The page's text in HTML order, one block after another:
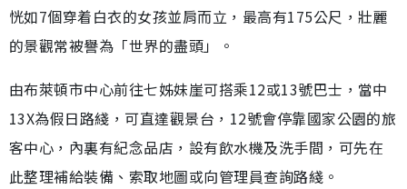
恍如7個穿着白衣的女孩並肩而立，最高有175公尺，壯麗
的景觀常被譽為「世界的盡頭」。
由布萊頓市中心前往七姊妹崖可搭乘12或13號巴士，當中
13X為假日路綫，可直達觀景台，12號會停靠國家公園的旅
客中心，內裏有紀念品店，設有飲水機及洗手間，可先在
此整理補給裝備、索取地圖或向管理員查詢路綫。